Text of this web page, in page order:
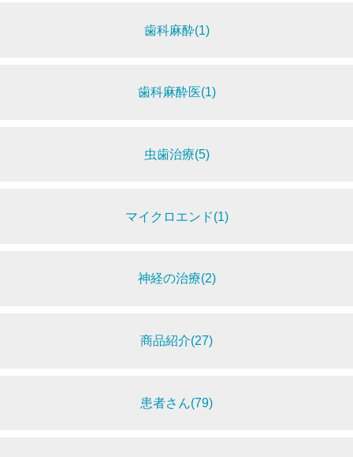
歯科麻酔(1)
歯科麻酔医(1)
虫歯治療(5)
マイクロエンド(1)
神経の治療(2)
商品紹介(27)
患者さん(79)